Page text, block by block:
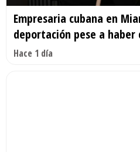
Empresaria cubana en
deportación pese a haber
Hace 1 día